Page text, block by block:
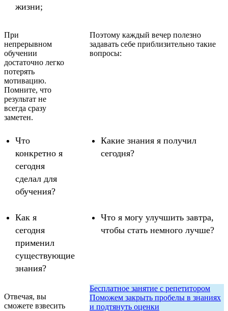
жизни;
При
непрерывном
обучении
достаточно легко
потерять
мотивацию.
Помните, что
результат не
всегда сразу
заметен.
Поэтому каждый вечер полезно
задавать себе приблизительно такие
вопросы:
Что
конкретно я
сегодня
сделал для
обучения?
Какие знания я получил
сегодня?
Как я
сегодня
применил
существующие
знания?
Что я могу улучшить завтра,
чтобы стать немного лучше?
Отвечая, вы
сможете взвесить
Бесплатное занятие с репетитором
Поможем закрыть пробелы в знаниях
и подтянуть оценки